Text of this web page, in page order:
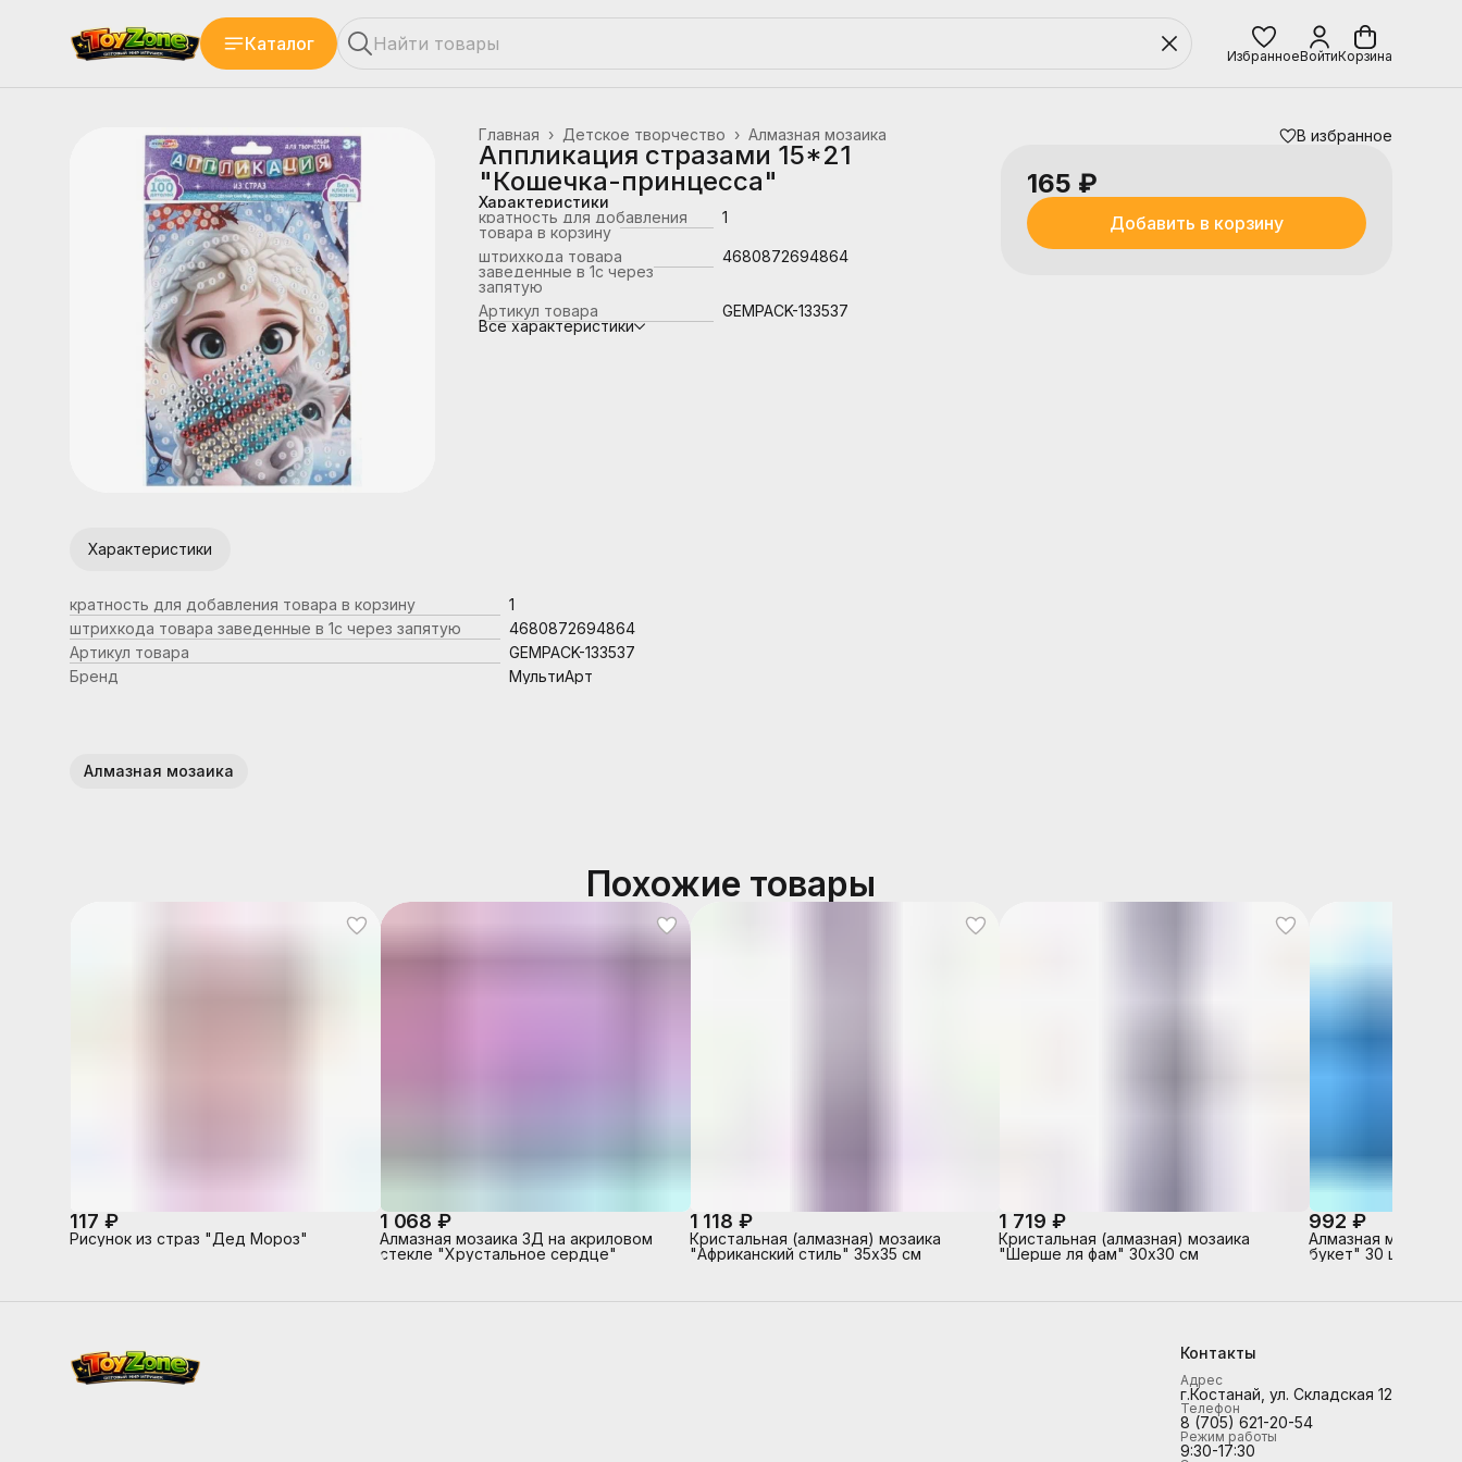
Каталог
ИзбранноеВойтиКорзина
Алмазная мозаика
Детское творчество ›
Главная ›
Аппликация стразами 15*21
"Кошечка-принцесса"
Характеристики
кратность для добавления
товара в корзину
1
штрихкода товара
заведенные в 1с через
запятую
4680872694864
Артикул товара
GEMPACK-133537
Все характеристики
В избранное
165 ₽
Добавить в корзину
Характеристики
кратность для добавления товара в корзину
1
штрихкода товара заведенные в 1с через запятую
4680872694864
Артикул товара
GEMPACK-133537
Бренд
МультиАрт
Алмазная мозаика
Похожие товары
117 ₽
Рисунок из страз "Дед Мороз"
1 068 ₽
Алмазная мозаика 3Д на акриловом
стекле "Хрустальное сердце"
1 118 ₽
Кристальная (алмазная) мозаика
"Африканский стиль" 35х35 см
1 719 ₽
Кристальная (алмазная) мозаика
"Шерше ля фам" 30х30 см
992 ₽
Алмазная мозаика
букет" 30 цветов
Контакты
Адрес
г.Костанай, ул. Складская 12
Телефон
8 (705) 621-20-54
Режим работы
9:30-17:30